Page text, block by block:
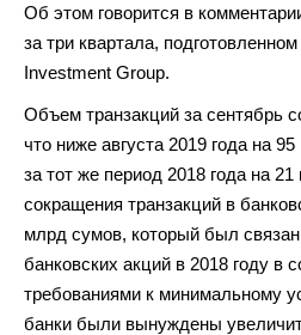
Об этом говорится в
за три квартала,
Investment Group.
Объем транзакций за сентябрь
что ниже августа 2019 года на
за тот же период 2018 года на
сокращения транзакций в
млрд сумов, который был
банковских акций в 2018 году в
требованиями к минимальному
банки были вынуждены